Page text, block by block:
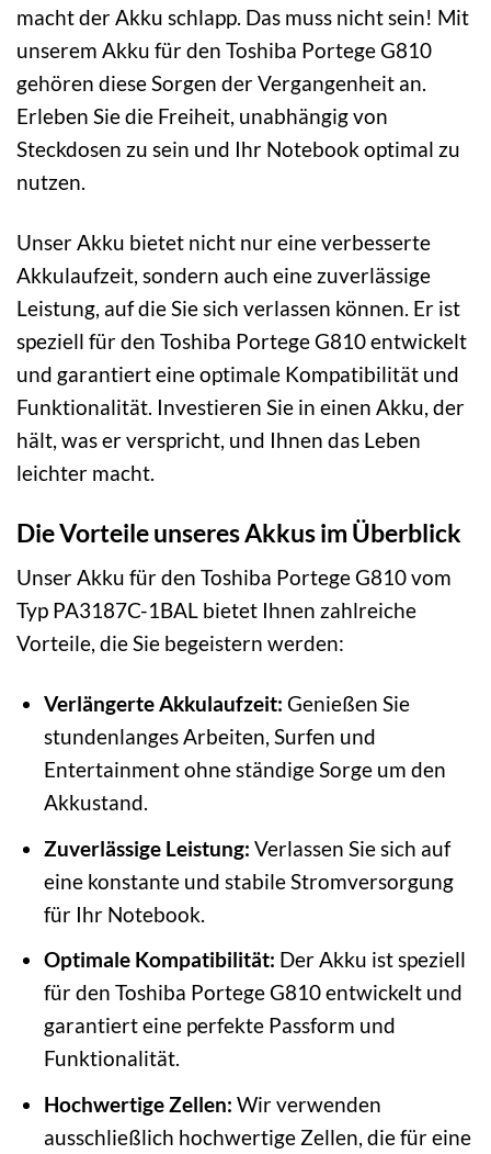
macht der Akku schlapp. Das muss nicht sein! Mit
unserem Akku für den Toshiba Portege G810
gehören diese Sorgen der Vergangenheit an.
Erleben Sie die Freiheit, unabhängig von
Steckdosen zu sein und Ihr Notebook optimal zu
nutzen.
Unser Akku bietet nicht nur eine verbesserte
Akkulaufzeit, sondern auch eine zuverlässige
Leistung, auf die Sie sich verlassen können. Er ist
speziell für den Toshiba Portege G810 entwickelt
und garantiert eine optimale Kompatibilität und
Funktionalität. Investieren Sie in einen Akku, der
hält, was er verspricht, und Ihnen das Leben
leichter macht.
Die Vorteile unseres Akkus im Überblick
Unser Akku für den Toshiba Portege G810 vom
Typ PA3187C-1BAL bietet Ihnen zahlreiche
Vorteile, die Sie begeistern werden:
Verlängerte Akkulaufzeit: Genießen Sie
stundenlanges Arbeiten, Surfen und
Entertainment ohne ständige Sorge um den
Akkustand.
Zuverlässige Leistung: Verlassen Sie sich auf
eine konstante und stabile Stromversorgung
für Ihr Notebook.
Optimale Kompatibilität: Der Akku ist speziell
für den Toshiba Portege G810 entwickelt und
garantiert eine perfekte Passform und
Funktionalität.
Hochwertige Zellen: Wir verwenden
ausschließlich hochwertige Zellen, die für eine